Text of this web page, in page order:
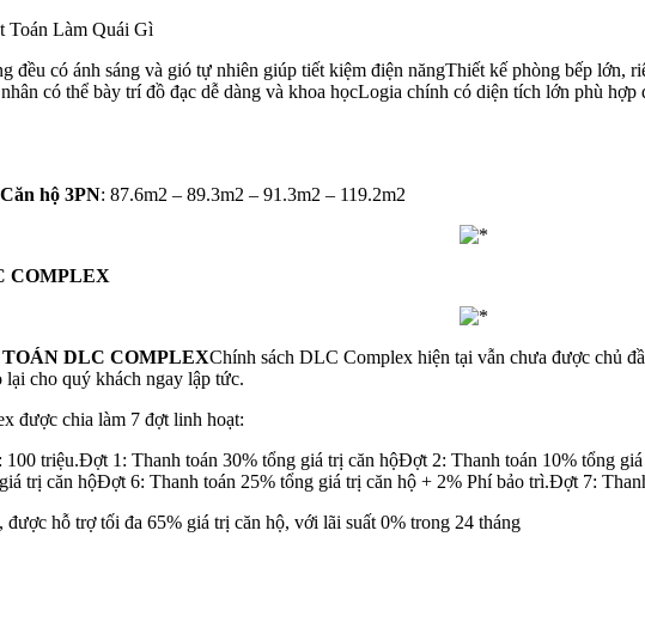
Toán Làm Quái Gì
đều có ánh sáng và gió tự nhiên giúp tiết kiệm điện năngThiết kế phòng bếp
có thể bày trí đồ đạc dễ dàng và khoa họcLogia chính có diện tích lớn phù
Căn hộ 3PN: 87.6m2 – 89.3m2 – 91.3m2 – 119.2m2
COMPLEX
DLC COMPLEXChính sách DLC Complex hiện tại vẫn chưa được chủ
cho quý khách ngay lập tức.
được chia làm 7 đợt linh hoạt:
triệu.Đợt 1: Thanh toán 30% tổng giá trị căn hộĐợt 2: Thanh toán 10% tổng
trị căn hộĐợt 6: Thanh toán 25% tổng giá trị căn hộ + 2% Phí bảo trì.Đợt 7:
hỗ trợ tối đa 65% giá trị căn hộ, với lãi suất 0% trong 24 tháng